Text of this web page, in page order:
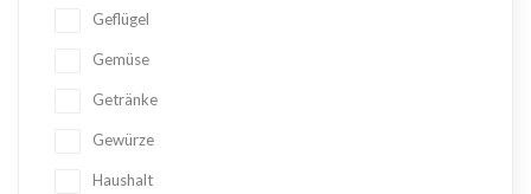
Geflügel
Gemüse
Getränke
Gewürze
Haushalt